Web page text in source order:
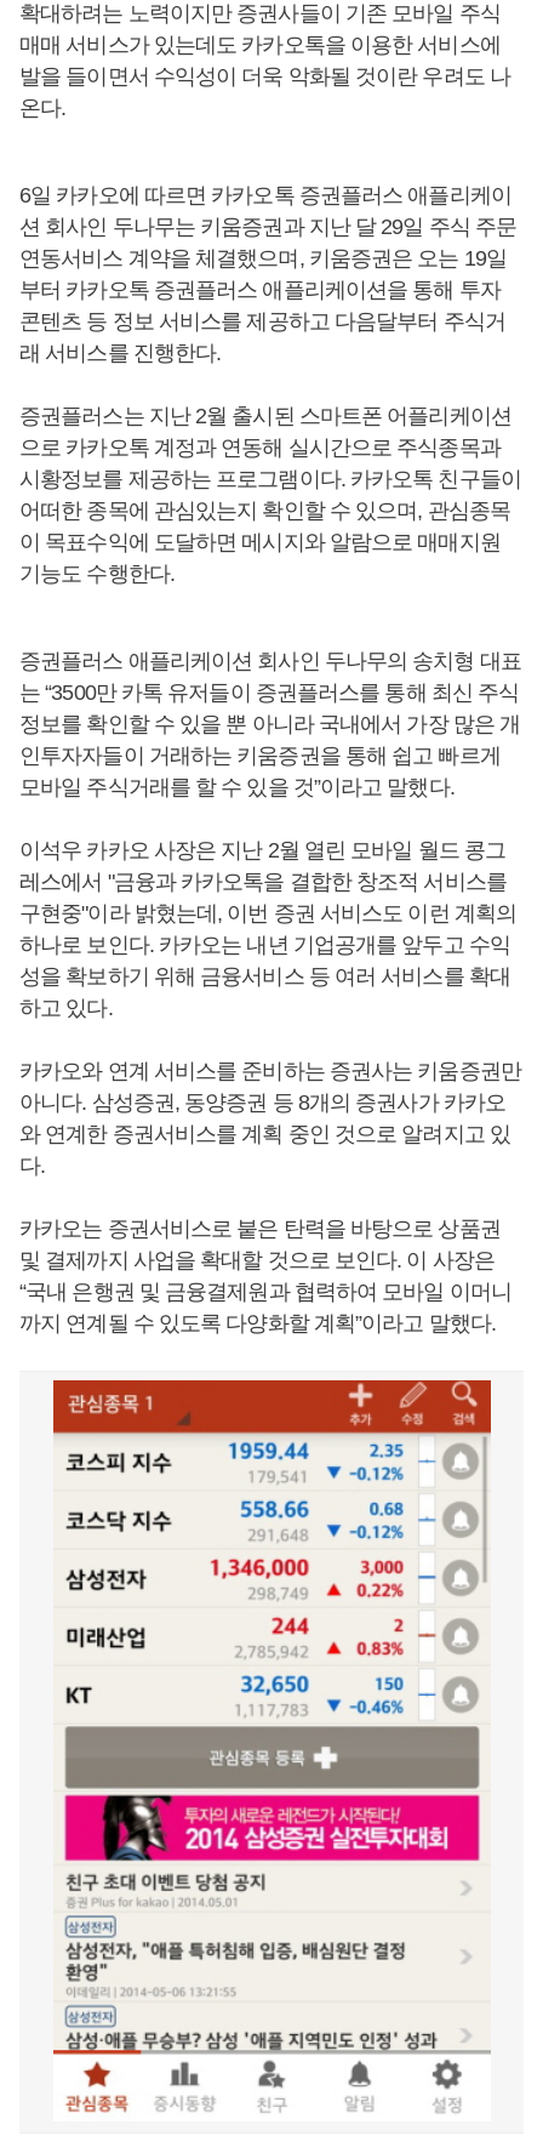
확대하려는 노력이지만 증권사들이 기존 모바일 주식
매매 서비스가 있는데도 카카오톡을 이용한 서비스에
발을 들이면서 수익성이 더욱 악화될 것이란 우려도 나
온다.
6일 카카오에 따르면 카카오톡 증권플러스 애플리케이
션 회사인 두나무는 키움증권과 지난 달 29일 주식 주문
연동서비스 계약을 체결했으며, 키움증권은 오는 19일
부터 카카오톡 증권플러스 애플리케이션을 통해 투자
콘텐츠 등 정보 서비스를 제공하고 다음달부터 주식거
래 서비스를 진행한다.
증권플러스는 지난 2월 출시된 스마트폰 어플리케이션
으로 카카오톡 계정과 연동해 실시간으로 주식종목과
시황정보를 제공하는 프로그램이다. 카카오톡 친구들이
어떠한 종목에 관심있는지 확인할 수 있으며, 관심종목
이 목표수익에 도달하면 메시지와 알람으로 매매지원
기능도 수행한다.
증권플러스 애플리케이션 회사인 두나무의 송치형 대표
는 “3500만 카톡 유저들이 증권플러스를 통해 최신 주식
정보를 확인할 수 있을 뿐 아니라 국내에서 가장 많은 개
인투자자들이 거래하는 키움증권을 통해 쉽고 빠르게
모바일 주식거래를 할 수 있을 것”이라고 말했다.
이석우 카카오 사장은 지난 2월 열린 모바일 월드 콩그
레스에서 "금융과 카카오톡을 결합한 창조적 서비스를
구현중"이라 밝혔는데, 이번 증권 서비스도 이런 계획의
하나로 보인다. 카카오는 내년 기업공개를 앞두고 수익
성을 확보하기 위해 금융서비스 등 여러 서비스를 확대
하고 있다.
카카오와 연계 서비스를 준비하는 증권사는 키움증권만
아니다. 삼성증권, 동양증권 등 8개의 증권사가 카카오
와 연계한 증권서비스를 계획 중인 것으로 알려지고 있
다.
카카오는 증권서비스로 붙은 탄력을 바탕으로 상품권
및 결제까지 사업을 확대할 것으로 보인다. 이 사장은
“국내 은행권 및 금융결제원과 협력하여 모바일 이머니
까지 연계될 수 있도록 다양화할 계획”이라고 말했다.